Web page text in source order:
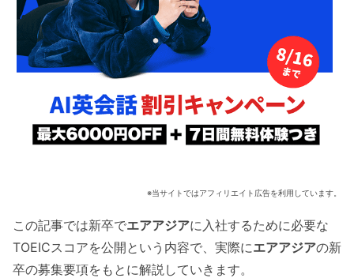
※当サイトではアフィリエイト広告を利用しています。
この記事では新卒でエアアジアに入社するために必要な
TOEICスコアを公開という内容で、実際にエアアジアの新
卒の募集要項をもとに解説していきます。